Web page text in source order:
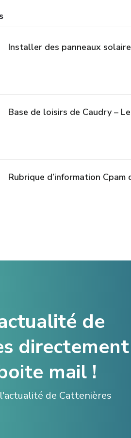
Installer des panneaux
Base de loisirs de Caudry –
Rubrique d’information
de
directement
mail !
de Cattenières